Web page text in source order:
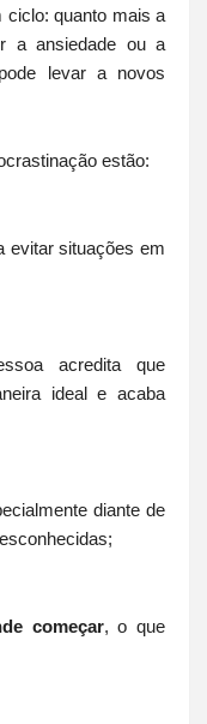
ciclo: quanto mais a
a ansiedade ou a
levar a novos
estão:
evitar situações em
acredita que
ideal e acaba
diante de
começar, o que